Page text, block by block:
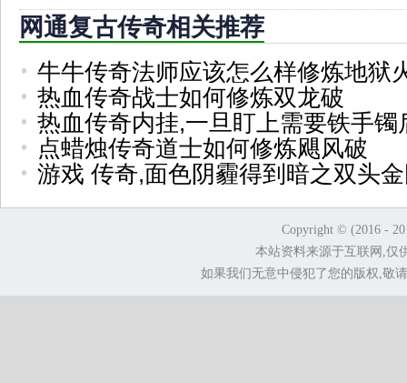
网通复古传奇相关推荐
牛牛传奇法师应该怎么样修炼地狱
热血传奇战士如何修炼双龙破
热血传奇内挂,一旦盯上需要铁手镯
点蜡烛传奇道士如何修炼飓风破
游戏 传奇,面色阴霾得到暗之双头
Copyright © (2016 -
本站资料来源于互联网,仅
如果我们无意中侵犯了您的版权,敬